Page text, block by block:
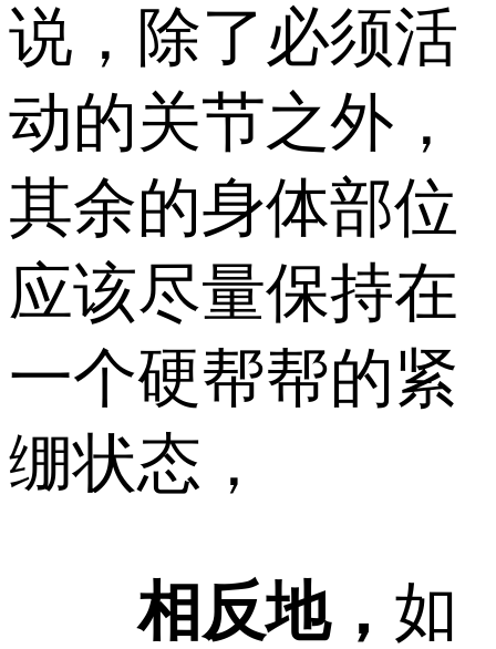
说，除了必须活
动的关节之外，
其余的身体部位
应该尽量保持在
一个硬帮帮的紧
绷状态，
相反地， 如